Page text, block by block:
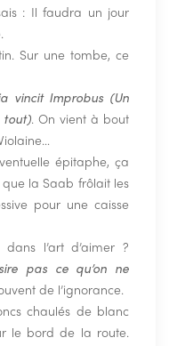
: Il faudra un jour
Sur une tombe, ce
vincit Improbus (Un
. On vient à bout
épitaphe, ça
que la Saab frôlait les
pour une caisse
l’art d’aimer ?
pas ce qu’on ne
de l’ignorance.
chaulés de blanc
le bord de la route.